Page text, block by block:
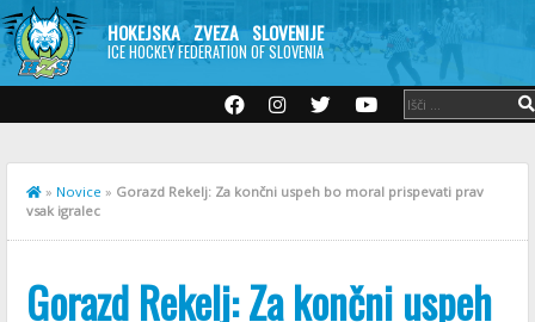
HOKEJSKA ZVEZA SLOVENIJE
ICE HOCKEY FEDERATION OF SLOVENIA
» Novice » Gorazd Rekelj: Za končni uspeh bo moral prispevati prav
vsak igralec
Gorazd Rekelj: Za končni uspeh